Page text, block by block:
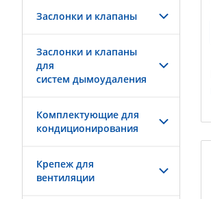
Заслонки и клапаны
Заслонки и клапаны
для
систем дымоудаления
Комплектующие для
кондиционирования
Крепеж для
вентиляции